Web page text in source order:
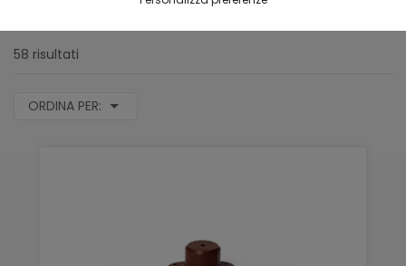
58 risultati
ORDINA PER: